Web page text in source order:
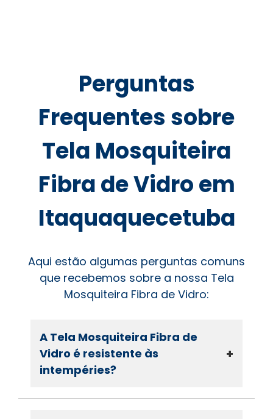
Perguntas
Frequentes sobre
Tela Mosquiteira
Fibra de Vidro em
Itaquaquecetuba
Aqui estão algumas perguntas comuns
que recebemos sobre a nossa Tela
Mosquiteira Fibra de Vidro:
A Tela Mosquiteira Fibra de
Vidro é resistente às
intempéries?
+